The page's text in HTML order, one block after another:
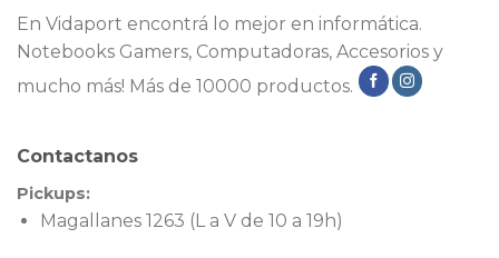
En Vidaport encontrá lo mejor en informática.
Notebooks Gamers, Computadoras, Accesorios y
mucho más! Más de 10000 productos.
Contactanos
Pickups:
Magallanes 1263 (L a V de 10 a 19h)